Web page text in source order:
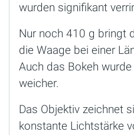
wurden signifikant
Nur noch 410 g bringt
die Waage bei einer
Auch das Bokeh
weicher.
Das Objektiv zeichnet
konstante Lichtstärke